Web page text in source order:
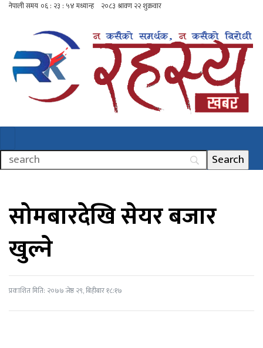
सोमबारदेखि सेयर बजार
खुल्ने
प्रकाशित मिति: २०७७ जेष्ठ २९, बिहीबार १८:१७